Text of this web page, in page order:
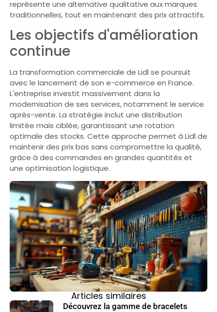
représente une alternative qualitative aux marques
traditionnelles, tout en maintenant des prix attractifs.
Les objectifs d'amélioration
continue
La transformation commerciale de Lidl se poursuit
avec le lancement de son e-commerce en France.
L'entreprise investit massivement dans la
modernisation de ses services, notamment le service
après-vente. La stratégie inclut une distribution
limitée mais ciblée, garantissant une rotation
optimale des stocks. Cette approche permet à Lidl de
maintenir des prix bas sans compromettre la qualité,
grâce à des commandes en grandes quantités et
une optimisation logistique.
Articles similaires
Découvrez la gamme de bracelets